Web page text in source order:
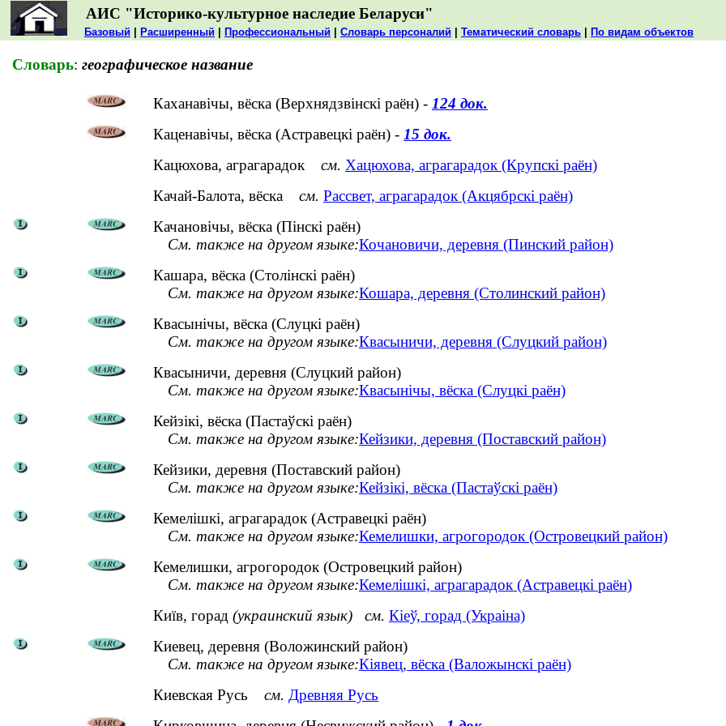
АИС "Историко-культурное наследие Беларуси"
Базовый Расширенный Профессиональный Словарь персоналий Тематический словарь По видам объектов
Словарь: географическое название
Каханавічы, вёска (Верхнядзвінскі раён) - 124 док.
Каценавічы, вёска (Астравецкі раён) - 15 док.
Кацюхова, аграгарадок см. Хацюхова, аграгарадок (Крупскі раён)
Качай-Балота, вёска см. Рассвет, аграгарадок (Акцябрскі раён)
Качановічы, вёска (Пінскі раён)
См. также на другом языке:Кочановичи, деревня (Пинский район)
Кашара, вёска (Столінскі раён)
См. также на другом языке:Кошара, деревня (Столинский район)
Квасынічы, вёска (Слуцкі раён)
См. также на другом языке:Квасыничи, деревня (Слуцкий район)
Квасыничи, деревня (Слуцкий район)
См. также на другом языке:Квасынічы, вёска (Слуцкі раён)
Кейзікі, вёска (Пастаўскі раён)
См. также на другом языке:Кейзики, деревня (Поставский район)
Кейзики, деревня (Поставский район)
См. также на другом языке:Кейзікі, вёска (Пастаўскі раён)
Кемелішкі, аграгарадок (Астравецкі раён)
См. также на другом языке:Кемелишки, агрогородок (Островецкий район)
Кемелишки, агрогородок (Островецкий район)
См. также на другом языке:Кемелішкі, аграгарадок (Астравецкі раён)
Київ, горад (украинский язык) см. Кіеў, горад (Украіна)
Киевец, деревня (Воложинский район)
См. также на другом языке:Кіявец, вёска (Валожынскі раён)
Киевская Русь см. Древняя Русь